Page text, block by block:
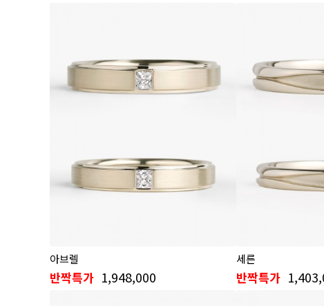
아브렐
반짝특가 1,948,000
세른
반짝특가